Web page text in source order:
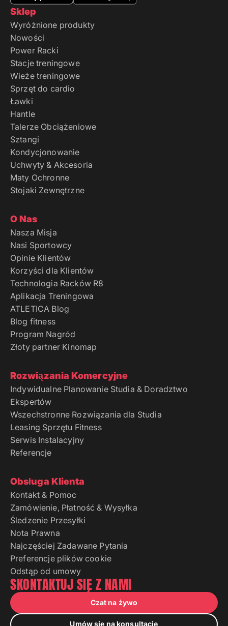
Sklep
Wyróżnione produkty
Nowości
Power Racki
Stacje treningowe
Wieże treningowe
Sprzęt do cardio
Ławki
Hantle
Talerze Obciążeniowe
Sztangi
Kondycjonowanie
Uchwyty & Akcesoria
Maty Ochronne
Stojaki Zewnętrzne
O Nas
Nasza Misja
Nasi Sportowcy
Opinie Klientów
Korzyści dla Klientów
Technologia Racków R8
Aplikacja Treningowa
ATLETICA Blog
Blog fitness
Program Nagród
Złoty partner Kinomap
Rozwiązania Komercyjne
Indywidualne Planowanie Studia & Doradztwo
Ekspertów
Wszechstronne Rozwiązania dla Studia
Leasing Sprzętu Fitness
Serwis Instalacyjny
Referencje
Obsługa Klienta
Kontakt & Pomoc
Zamówienie, Płatność & Wysyłka
Śledzenie Przesyłki
Nota Prawna
Najczęściej Zadawane Pytania
Preferencje plików cookie
Odstąp od umowy
SKONTAKTUJ SIĘ Z NAMI
Czat na żywo
Umów się na konsultację